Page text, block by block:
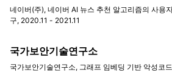
네이버(주), 네이버 AI 뉴스 추천 알고리즘의 사용
구, 2020.11 - 2021.11
국가보안기술연구소
국가보안기술연구소, 그래프 임베딩 기반 악성코